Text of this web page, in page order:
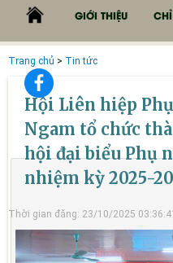
GIỚI THIỆU
Trang chủ > Tin tức
Hội Liên hiệp
Ngam tổ chức
hội đại biểu Phụ
nhiệm kỳ 2025-
Thời gian đăng: 23/10/2025